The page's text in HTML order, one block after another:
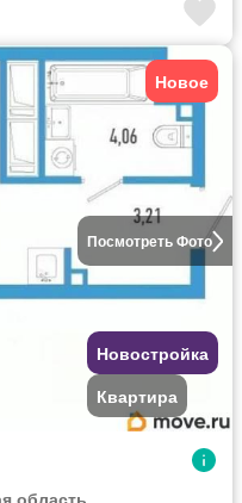
Посмотреть Фото
Новое
Новостройка
Квартира